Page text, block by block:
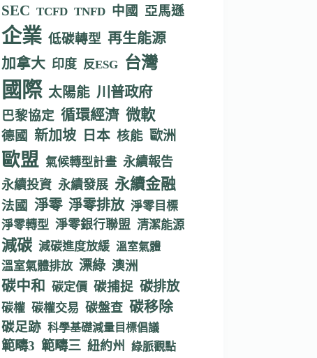
SEC TCFD TNFD 中國 亞馬遜
企業 低碳轉型 再生能源
加拿大 印度 反ESG 台灣
國際 太陽能 川普政府
巴黎協定 循環經濟 微軟
德國 新加坡 日本 核能 歐洲
歐盟 氣候轉型計畫 永續報告
永續投資 永續發展 永續金融
法國 淨零 淨零排放 淨零目標
淨零轉型 淨零銀行聯盟 清潔能源
減碳 減碳進度放緩 溫室氣體
溫室氣體排放 漂綠 澳洲
碳中和 碳定價 碳捕捉 碳排放
碳權 碳權交易 碳盤查 碳移除
碳足跡 科學基礎減量目標倡議
範疇3 範疇三 紐約州 綠脈觀點